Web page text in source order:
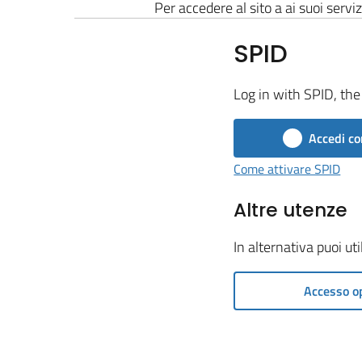
Per accedere al sito a ai suoi
SPID
Log in with SPID,
Accedi
Come attivare SPID
Altre utenze
In alternativa puoi
Accesso